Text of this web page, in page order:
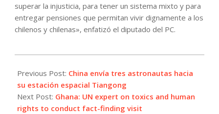
superar la injusticia, para tener un sistema mixto y para
entregar pensiones que permitan vivir dignamente a los
chilenos y chilenas», enfatizó el diputado del PC.
11-
29
Previous Post: China envía tres astronautas hacia
su estación espacial Tiangong
Next Post: Ghana: UN expert on toxics and human
rights to conduct fact-finding visit